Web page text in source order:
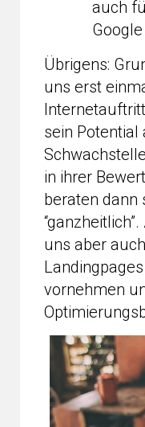
auch
Google
Übrigens:
uns erst
sein Potential
in ihrer
beraten dann
uns aber
vornehmen